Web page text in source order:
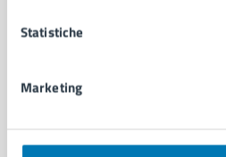
Statistiche
Marketing
Personale amministrativo
Intranet, posta aziendale e protocollo